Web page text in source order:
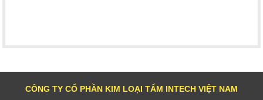
CÔNG TY CỔ PHẦN KIM LOẠI TẤM INTECH VIỆT NAM